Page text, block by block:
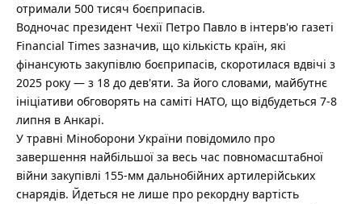
отримали 500 тисяч боєприпасів.
Водночас президент Чехії Петро Павло в інтерв'ю газеті
Financial Times зазначив, що кількість країн, які
фінансують закупівлю боєприпасів, скоротилася вдвічі з
2025 року — з 18 до дев'яти. За його словами, майбутнє
ініціативи обговорять на саміті НАТО, що відбудеться 7-8
липня в Анкарі.
У травні Міноборони України повідомило про
завершення найбільшої за весь час повномасштабної
війни закупівлі 155-мм дальнобійних артилерійських
снарядів. Йдеться не лише про рекордну вартість